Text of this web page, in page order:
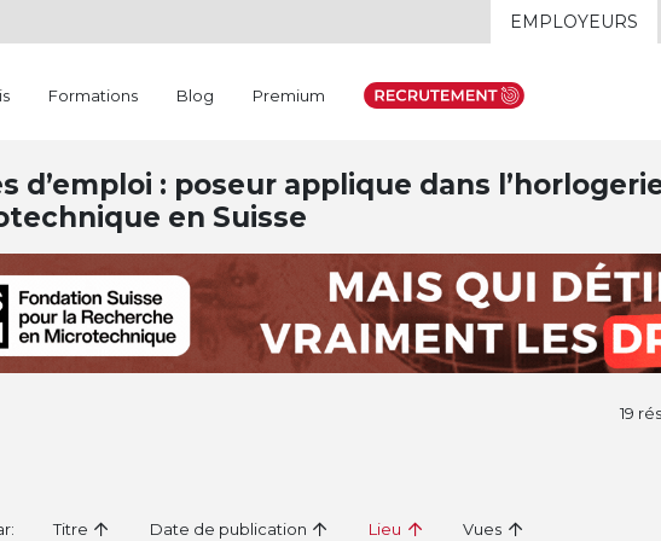
EMPLOYEURS
Formations Blog Premium
d’emploi : poseur applique dans
en Suisse
19
Titre Date de publication Lieu Vues